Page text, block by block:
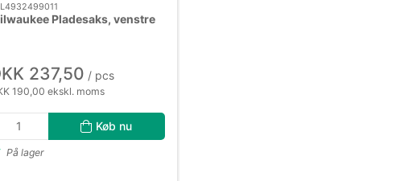
Pladesaks, venstre
237,50 / pcs
190,00 ekskl. moms
Køb nu
På lager